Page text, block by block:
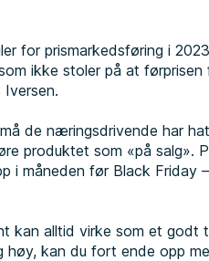
for prismarkedsføring i
ikke stoler på at førprisen
Iversen.
de næringsdrivende har
produktet som «på salg».
i måneden før Black Friday
kan alltid virke som et godt
høy, kan du fort ende opp